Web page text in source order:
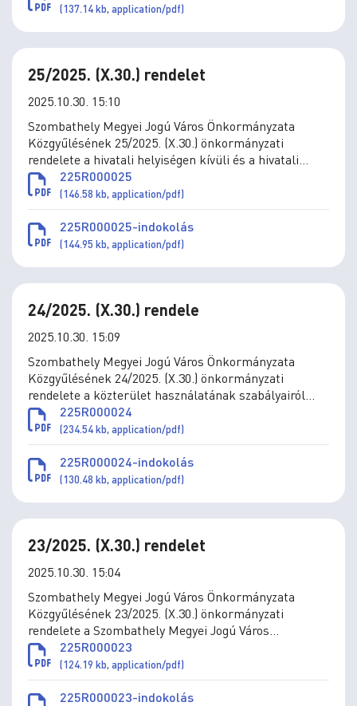
(137.14 kb, application/pdf)
25/2025. (X.30.) rendelet
2025.10.30. 15:10
Szombathely Megyei Jogú Város Önkormányzata
Közgyűlésének 25/2025. (X.30.) önkormányzati
rendelete a hivatali helyiségen kívüli és a hivatali
munkaidőn kívüli anyakönyvi események
engedélyezésének szabályairól és a
többletszolgáltatások utáni díjakról szóló 9/2018.
(V.7.) önkormányzati rendelet módosításáról
225R000025
(146.58 kb, application/pdf)
225R000025-indokolás
(144.95 kb, application/pdf)
24/2025. (X.30.) rendele
2025.10.30. 15:09
Szombathely Megyei Jogú Város Önkormányzata
Közgyűlésének 24/2025. (X.30.) önkormányzati
rendelete a közterület használatának szabályairól
szóló 2/2011. (I.31.) önkormányzati rendelet
módosításáról
225R000024
(234.54 kb, application/pdf)
225R000024-indokolás
(130.48 kb, application/pdf)
23/2025. (X.30.) rendelet
2025.10.30. 15:04
Szombathely Megyei Jogú Város Önkormányzata
Közgyűlésének 23/2025. (X.30.) önkormányzati
rendelete a Szombathely Megyei Jogú Város
Önkormányzata által adományozható kitüntetésekről
szóló 7/2016. (III.1.) önkormányzati rendelet
módosításáról
225R000023
(124.19 kb, application/pdf)
225R000023-indokolás